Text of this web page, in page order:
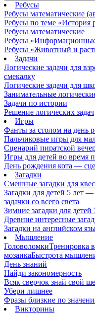
Ребусы
Ребусы математические
Ребусы по теме «История
Ребусы математические
Ребусы
Ребусы «Животный и
Задачи
Логические задачи для
смекалку
Логические задачи для
Занимательные
Задачи по истории
Решение логических задач
Игры
Фанты за столом на день
Пальчиковые игры для
Сценарий пиратской
Игры для детей во время
День рождения кота —
Загадки
Смешные загадки для
Загадки для детей 5 лет
задачки со всего света
Зимние загадки для
Древние интересные
Загадки на английском
Мышление
ГоловоломкиТренировка
мозаикаБыстрота
День знаний
Найди закономерность
Всяк сверчок знай свой
Убери лишнее
Фразы близкие по
Викторины